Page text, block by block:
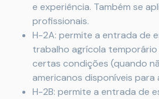
e experiência. Também se
profissionais.
H-2A: permite a entrada de
trabalho agrícola
certas condições (quando
americanos disponíveis para
H-2B: permite a entrada de